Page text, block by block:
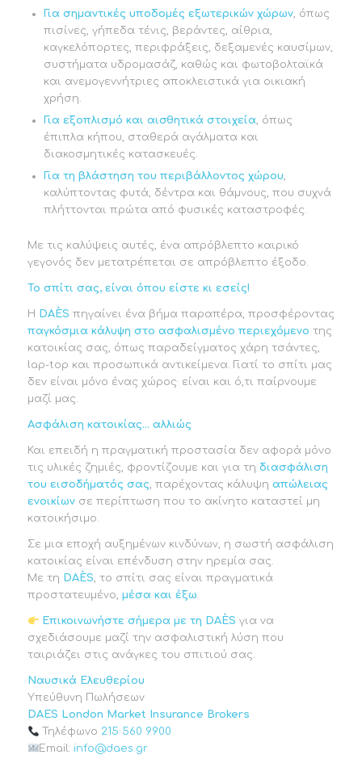
Για σημαντικές υποδομές εξωτερικών χώρων, όπως
πισίνες, γήπεδα τένις, βεράντες, αίθρια,
καγκελόπορτες, περιφράξεις, δεξαμενές καυσίμων,
συστήματα υδρομασάζ, καθώς και φωτοβολταϊκά
και ανεμογεννήτριες αποκλειστικά για οικιακή
χρήση.
Για εξοπλισμό και αισθητικά στοιχεία, όπως
έπιπλα κήπου, σταθερά αγάλματα και
διακοσμητικές κατασκευές.
Για τη βλάστηση του περιβάλλοντος χώρου,
καλύπτοντας φυτά, δέντρα και θάμνους, που συχνά
πλήττονται πρώτα από φυσικές καταστροφές.
Με τις καλύψεις αυτές, ένα απρόβλεπτο καιρικό
γεγονός δεν μετατρέπεται σε απρόβλεπτο έξοδο.
Το σπίτι σας, είναι όπου είστε κι εσείς!
Η DAÈS πηγαίνει ένα βήμα παραπέρα, προσφέροντας
παγκόσμια κάλυψη στο ασφαλισμένο περιεχόμενο της
κατοικίας σας, όπως παραδείγματος χάρη τσάντες,
lap-top και προσωπικά αντικείμενα. Γιατί το σπίτι μας
δεν είναι μόνο ένας χώρος· είναι και ό,τι παίρνουμε
μαζί μας.
Ασφάλιση κατοικίας… αλλιώς
Και επειδή η πραγματική προστασία δεν αφορά μόνο
τις υλικές ζημιές, φροντίζουμε και για τη διασφάλιση
του εισοδήματός σας, παρέχοντας κάλυψη απώλειας
ενοικίωνσε περίπτωση που το ακίνητο καταστεί μη
κατοικήσιμο.
Σε μια εποχή αυξημένων κινδύνων, η σωστή ασφάλιση
κατοικίας είναι επένδυση στην ηρεμία σας.
Με τη DAÈS, το σπίτι σας είναι πραγματικά
προστατευμένο, μέσα και έξω.
Επικοινωνήστε σήμερα με τη DAÈS για να
σχεδιάσουμε μαζί την ασφαλιστική λύση που
ταιριάζει στις ανάγκες του σπιτιού σας.
Ναυσικά Ελευθερίου
Υπεύθυνη Πωλήσεων
DAES London Market Insurance Brokers
Τηλέφωνο 215 560 9900
Email: info@daes.gr